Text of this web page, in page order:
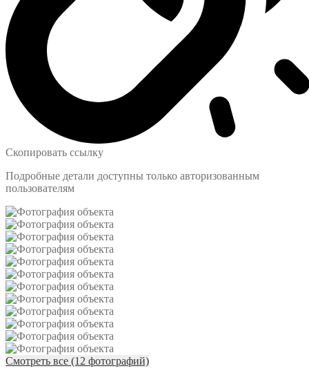
Скопировать ссылку
Подробные детали доступны только авторизованным
пользователям
Смотреть все (12 фотографий)